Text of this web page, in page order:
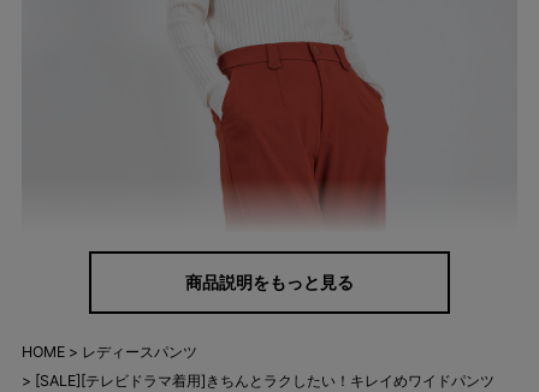
商品説明をもっと見る
HOME
レディースパンツ
[SALE][テレビドラマ着用]きちんとラクしたい！キレイめワイドパンツ